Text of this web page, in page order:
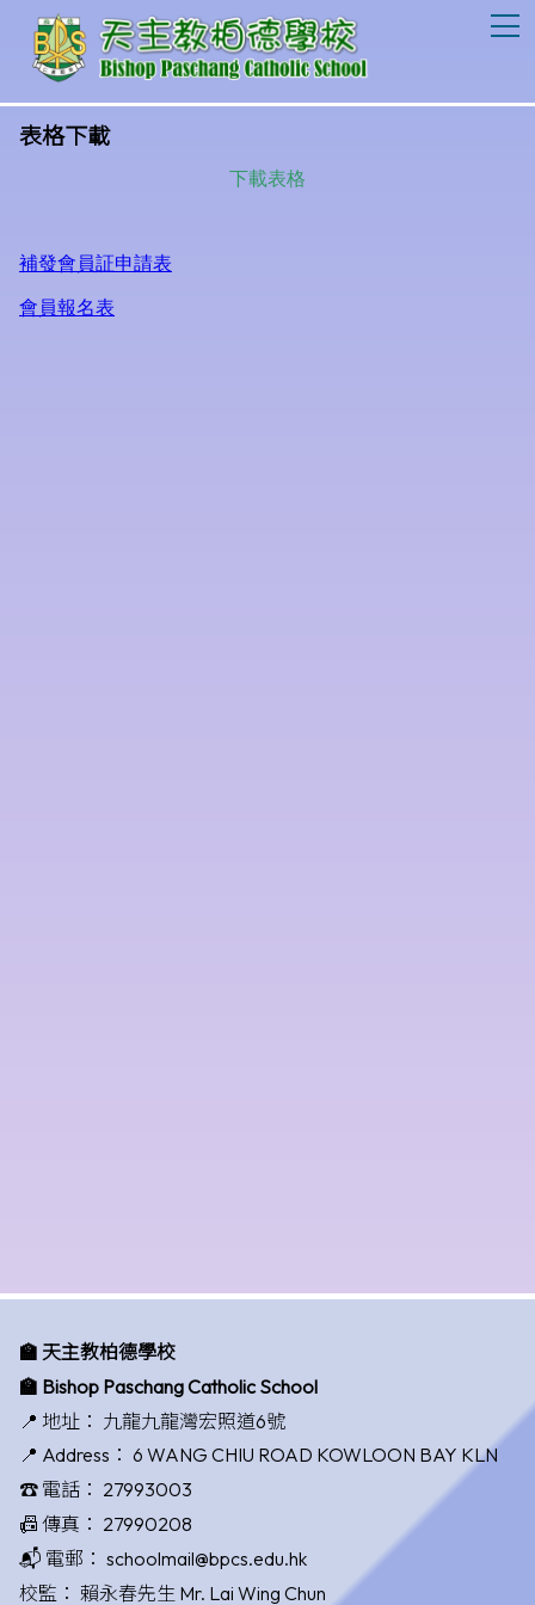
表格下載
🏫 天主教柏德學校
🏫 Bishop Paschang Catholic School
📍 地址： 九龍九龍灣宏照道6號
📍 Address： 6 WANG CHIU ROAD KOWLOON BAY KLN
☎️ 電話： 27993003
📠 傳真： 27990208
📬 電郵： schoolmail@bpcs.edu.hk
校監： 賴永春先生 Mr. Lai Wing Chun